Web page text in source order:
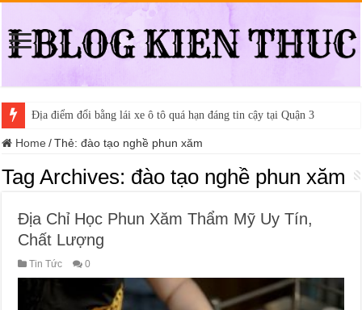
Địa điểm đổi bằng lái xe ô tô quá hạn đáng tin cậy tại Quận 3
Home / Thẻ:đào tạo nghề phun xăm
Tag Archives: đào tạo nghề phun xăm
Địa Chỉ Học Phun Xăm Thẩm Mỹ Uy Tín,
Chất Lượng
Tin Tức 0